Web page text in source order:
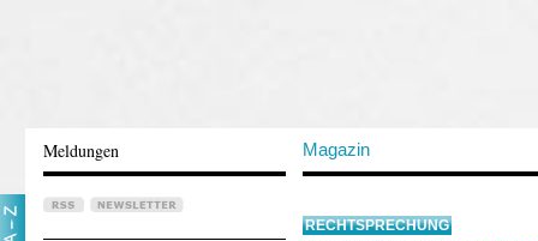
Meldungen Magazin
RECHTSPRECHUNG